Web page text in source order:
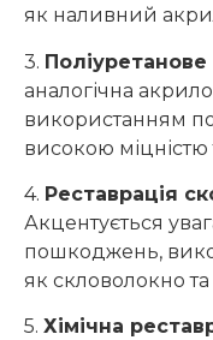
як наливний
3.
аналогічна
використанням
високою міцністю
4. Реставрація
Акцентується
пошкоджень,
як скловолокно
5. Хімічна